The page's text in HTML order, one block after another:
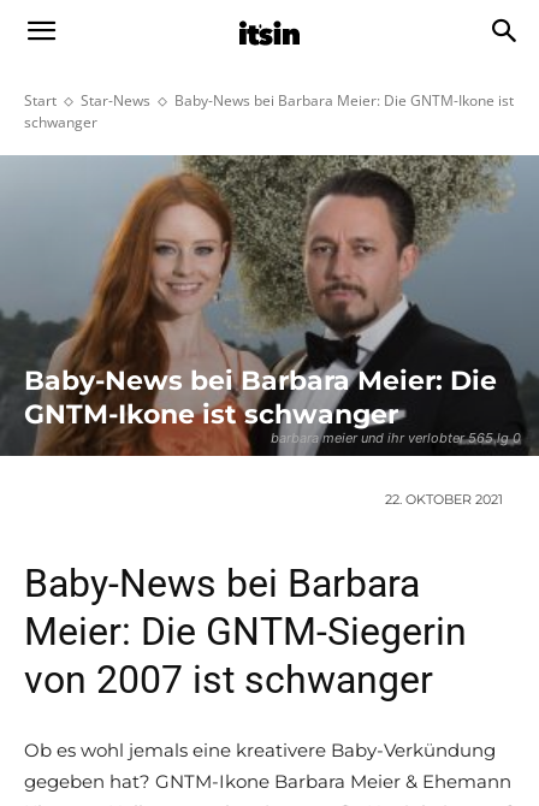
Start Star-News
Baby-News bei Barbara Meier: Die GNTM-Ikone ist
schwanger
barbara meier und ihr verlobter 565 lg 0
Baby-News bei Barbara Meier: Die
GNTM-Ikone ist schwanger
22. OKTOBER 2021
Baby-News bei Barbara
Meier: Die GNTM-Siegerin
von 2007 ist schwanger
Ob es wohl jemals eine kreativere Baby-Verkündung
gegeben hat? GNTM-Ikone Barbara Meier & Ehemann